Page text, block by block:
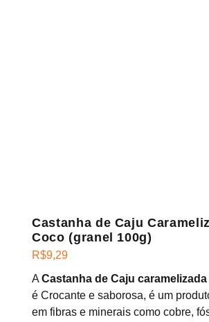
Castanha de Caju
Coco (granel 100g)
R$9,29
A Castanha de Caju
é Crocante e saborosa, é um
em fibras e minerais como cobre,